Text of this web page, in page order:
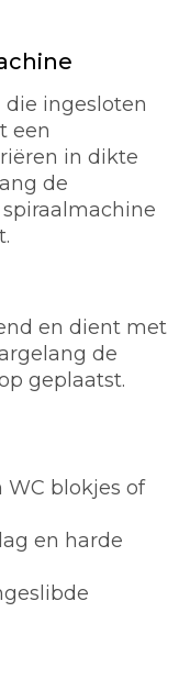
ingesloten
een
in dikte
de
en dient met
de
geplaatst.
WC blokjes of
en harde